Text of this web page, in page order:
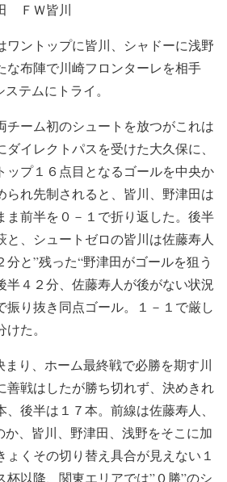
ＦＷ皆川
ワントップに皆川、シャドーに浅野
な布陣で川崎フロンターレを相手
テムにトライ。
チーム初のシュートを放つがこれは
イレクトパスを受けた大久保に、
ップ１６点目となるゴールを中央か
られ先制されると、皆川、野津田は
ま前半を０－１で折り返した。後半
と、シュートゼロの皆川は佐藤寿人
分と”残った“野津田がゴールを狙う
半４２分、佐藤寿人が後がない状況
振り抜き同点ゴール。１－１で厳し
た。
まり、ホーム最終戦で必勝を期す川
善戦はしたが勝ち切れず、決めきれ
後半は１７本。前線は佐藤寿人、
か、皆川、野津田、浅野をそこに加
ょくその切り替え具合が見えない１
杯以降、関東エリアでは”０勝”のシ